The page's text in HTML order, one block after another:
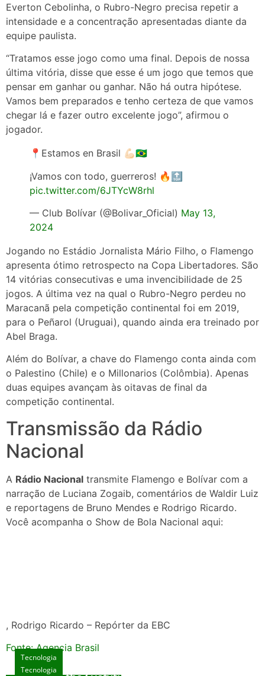
Everton Cebolinha, o Rubro-Negro precisa repetir a
intensidade e a concentração apresentadas diante da
equipe paulista.
“Tratamos esse jogo como uma final. Depois de nossa
última vitória, disse que esse é um jogo que temos que
pensar em ganhar ou ganhar. Não há outra hipótese.
Vamos bem preparados e tenho certeza de que vamos
chegar lá e fazer outro excelente jogo”, afirmou o
jogador.
📍Estamos en Brasil 💪🏻🇧🇷
¡Vamos con todo, guerreros! 🔥🔝
pic.twitter.com/6JTYcW8rhl
— Club Bolívar (@Bolivar_Oficial) May 13,
2024
Jogando no Estádio Jornalista Mário Filho, o Flamengo
apresenta ótimo retrospecto na Copa Libertadores. São
14 vitórias consecutivas e uma invencibilidade de 25
jogos. A última vez na qual o Rubro-Negro perdeu no
Maracanã pela competição continental foi em 2019,
para o Peñarol (Uruguai), quando ainda era treinado por
Abel Braga.
Além do Bolívar, a chave do Flamengo conta ainda com
o Palestino (Chile) e o Millonarios (Colômbia). Apenas
duas equipes avançam às oitavas de final da
competição continental.
Transmissão da Rádio
Nacional
A Rádio Nacional transmite Flamengo e Bolívar com a
narração de Luciana Zogaib, comentários de Waldir Luiz
e reportagens de Bruno Mendes e Rodrigo Ricardo.
Você acompanha o Show de Bola Nacional aqui:
, Rodrigo Ricardo – Repórter da EBC
Fonte: Agencia Brasil
Tecnologia
Tecnologia
Tecnologia